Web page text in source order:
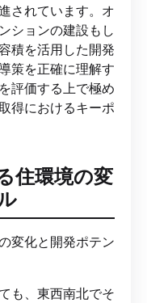
されています。オ
ションの建設もし
積を活用した開発
策を正確に理解す
評価する上で極め
得におけるキーポ
住環境の変
も、東西南北でそ